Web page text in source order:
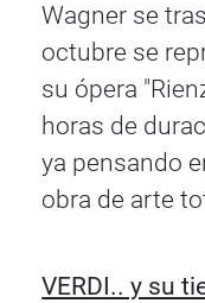
Wagner se
octubre se
su ópera
horas de
ya pensando
obra de arte
VERDI.. y su